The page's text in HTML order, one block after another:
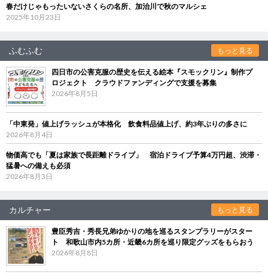
春だけじゃもったいないさくらの名所、加治川で秋のマルシェ
2025年10月23日
ふむふむ もっと見る
四日市の公害克服の歴史を伝える絵本『スモックリン』制作プ
ロジェクト クラウドファンディングで支援を募集
2026年8月5日
「中東発」値上げラッシュが本格化 飲食料品値上げ、約3年ぶりの多さに
2026年8月4日
物価高でも「夏は家族で長距離ドライブ」 宿泊ドライブ予算4万円超、渋滞・
猛暑への備えも必須
2026年8月3日
カルチャー もっと見る
豊臣秀吉・秀長兄弟ゆかりの地を巡るスタンプラリーがスター
ト 和歌山市内5カ所・近畿6カ所を巡り限定グッズをもらおう
2026年8月8日